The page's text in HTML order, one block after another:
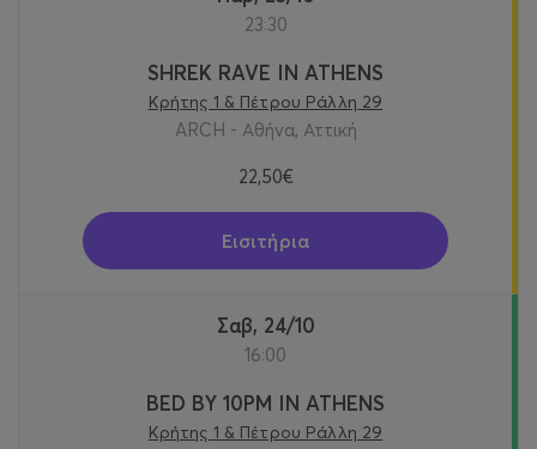
23:30
SHREK RAVE IN ATHENS
Κρήτης 1 & Πέτρου Ράλλη 29
ARCH - Αθήνα, Αττική
22,50€
Εισιτήρια
Σαβ, 24/10
16:00
BED BY 10PM IN ATHENS
Κρήτης 1 & Πέτρου Ράλλη 29